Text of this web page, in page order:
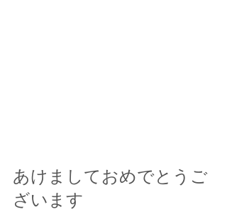
あけましておめでとうご
ざいます